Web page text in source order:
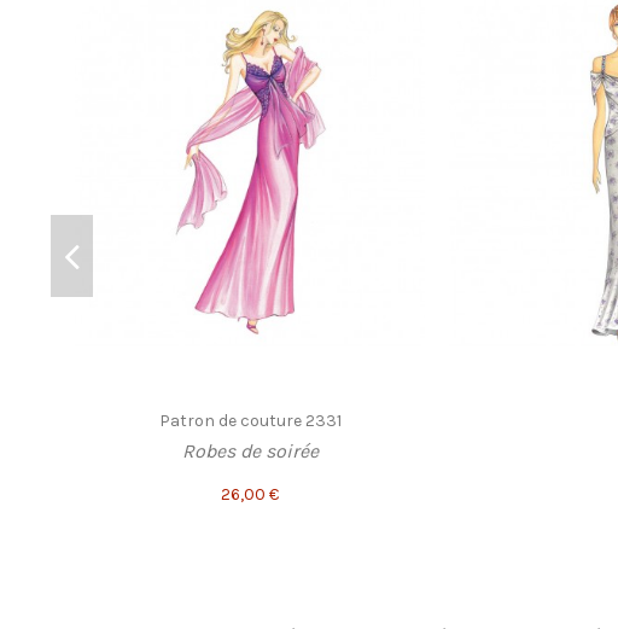
Patron de couture 2331
Robes de soirée
26,00 €